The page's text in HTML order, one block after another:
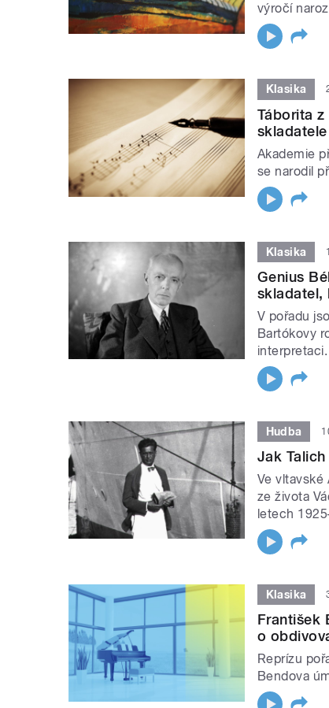
výročí
Klasika
Táborita
Akademie
se narodil
Klasika
Genius
skladatel,
V pořadu
Bartókovy
interpretaci.
Hudba
Jak
Ve vltavské
ze života
letech
Klasika
František
o
Reprízu
Bendova